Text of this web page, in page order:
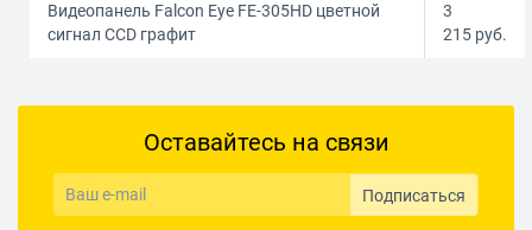
Видеопанель Falcon Eye FE-305HD цветной
сигнал CCD графит
3
215 руб.
Оставайтесь на связи
Подписаться